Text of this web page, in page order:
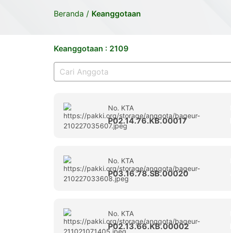
Beranda / Keanggotaan
Keanggotaan : 2109
No. KTA
P02.14.76.KB.00017
No. KTA
P03.16.78.SB.00020
No. KTA
P02.13.66.KB.00002